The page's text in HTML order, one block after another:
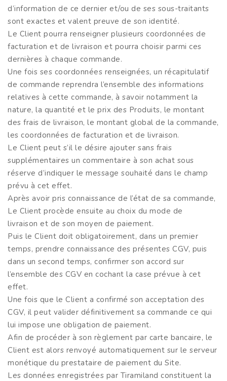
d’information de ce dernier et/ou de ses sous-traitants
sont exactes et valent preuve de son identité.
Le Client pourra renseigner plusieurs coordonnées de
facturation et de livraison et pourra choisir parmi ces
dernières à chaque commande.
Une fois ses coordonnées renseignées, un récapitulatif
de commande reprendra l’ensemble des informations
relatives à cette commande, à savoir notamment la
nature, la quantité et le prix des Produits, le montant
des frais de livraison, le montant global de la commande,
les coordonnées de facturation et de livraison.
Le Client peut s’il le désire ajouter sans frais
supplémentaires un commentaire à son achat sous
réserve d’indiquer le message souhaité dans le champ
prévu à cet effet.
Après avoir pris connaissance de l’état de sa commande,
Le Client procède ensuite au choix du mode de
livraison et de son moyen de paiement.
Puis le Client doit obligatoirement, dans un premier
temps, prendre connaissance des présentes CGV, puis
dans un second temps, confirmer son accord sur
l’ensemble des CGV en cochant la case prévue à cet
effet.
Une fois que le Client a confirmé son acceptation des
CGV, il peut valider définitivement sa commande ce qui
lui impose une obligation de paiement.
Afin de procéder à son règlement par carte bancaire, le
Client est alors renvoyé automatiquement sur le serveur
monétique du prestataire de paiement du Site.
Les données enregistrées par Tiramiland constituent la